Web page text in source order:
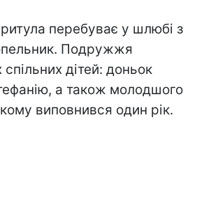
перебуває у шлюбі з
Подружжя
дітей: доньок
а також молодшого
виповнився один рік.